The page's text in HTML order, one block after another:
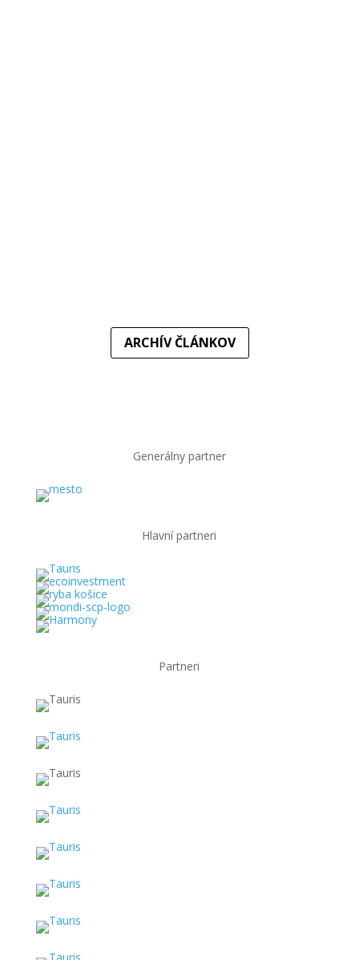
ARCHÍV ČLÁNKOV
Generálny partner
Hlavní partneri
Partneri